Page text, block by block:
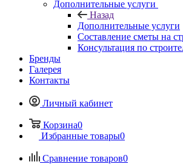
Дополнительные услуги
Назад
Дополнительные услуги
Составление сметы на
Консультация по
Бренды
Галерея
Контакты
Личный кабинет
Корзина0
Избранные товары0
Сравнение товаров0